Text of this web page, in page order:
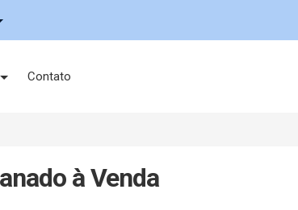
Contato
à Venda